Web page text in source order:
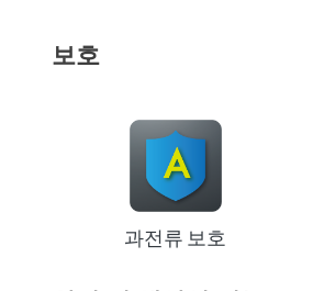
보호
과전류 보호